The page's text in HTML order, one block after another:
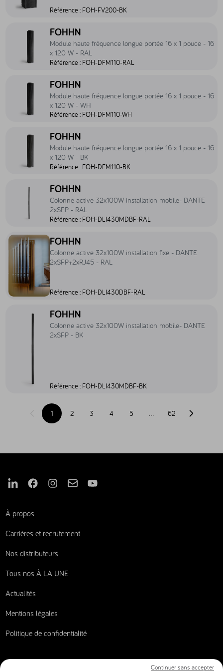
Référence : FOH-FV200-BK
Accéder au produit Module haute fréquence longue portée 16 x 1
FOHHN
Module haute fréquence longue portée 16 x 1 pouce - 16
x 120 W - RAL
Référence : FOH-DFM110-RAL
Accéder au produit Module haute fréquence longue portée 16 x 1
FOHHN
Module haute fréquence longue portée 16 x 1 pouce - 16
x 120 W - WH
Référence : FOH-DFM110-WH
Accéder au produit Module haute fréquence longue portée 16 x 1
FOHHN
Module haute fréquence longue portée 16 x 1 pouce - 16
x 120 W - BK
Référence : FOH-DFM110-BK
Accéder au produit Colonne active 32x100W installation mobile-
FOHHN
Colonne active 32x100W installation mobile- DANTE
2xSFP - RAL
Référence : FOH-DLI430MDBF-RAL
Accéder au produit Colonne active 32x100W installation fixe -
FOHHN
Colonne active 32x100W installation fixe - DANTE
2xSFP+2xRJ45 - RAL
Référence : FOH-DLI430DBF-RAL
Accéder au produit Colonne active 32x100W installation mobile-
FOHHN
Colonne active 32x100W installation mobile- DANTE
2xSFP - BK
Référence : FOH-DLI430MDBF-BK
Page précédente
1 2 3 4 5 … 62 Page
Nous suivre sur Linkedin
Nous suivre sur Facebook
Nous suivre sur Instagram
Nous suivre sur Mail
Nous suivre sur Youtube
À propos
Carrières et recrutement
Nos distributeurs
Tous nos À LA UNE
Actualités
Mentions légales
Politique de confidentialité
Continuer sans accepter